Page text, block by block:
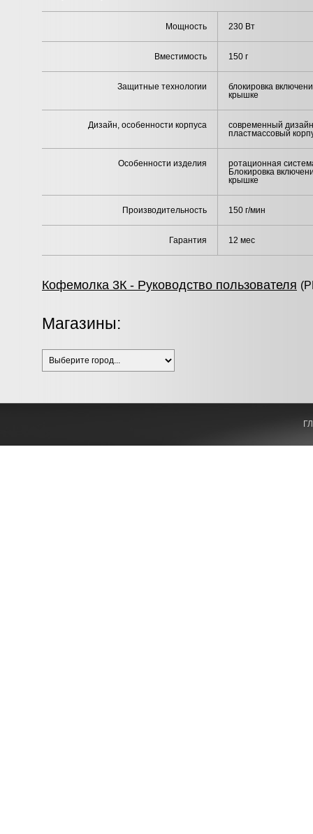
Мощность 230 Вт
Вместимость 150 г
Защитные технологии
блокировка
крышке
Дизайн, особенности корпуса
современный
пластмассовый
Особенности изделия
ротационная
Блокировка
крышке
Производительность 150 г/мин
Гарантия 12 мес
Кофемолка 3К - Руководство пользователя
Магазины: